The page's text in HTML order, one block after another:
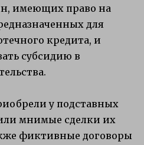
имеющих право на
для
кредита, и
субсидию в
у подставных
мнимые сделки их
фиктивные договоры